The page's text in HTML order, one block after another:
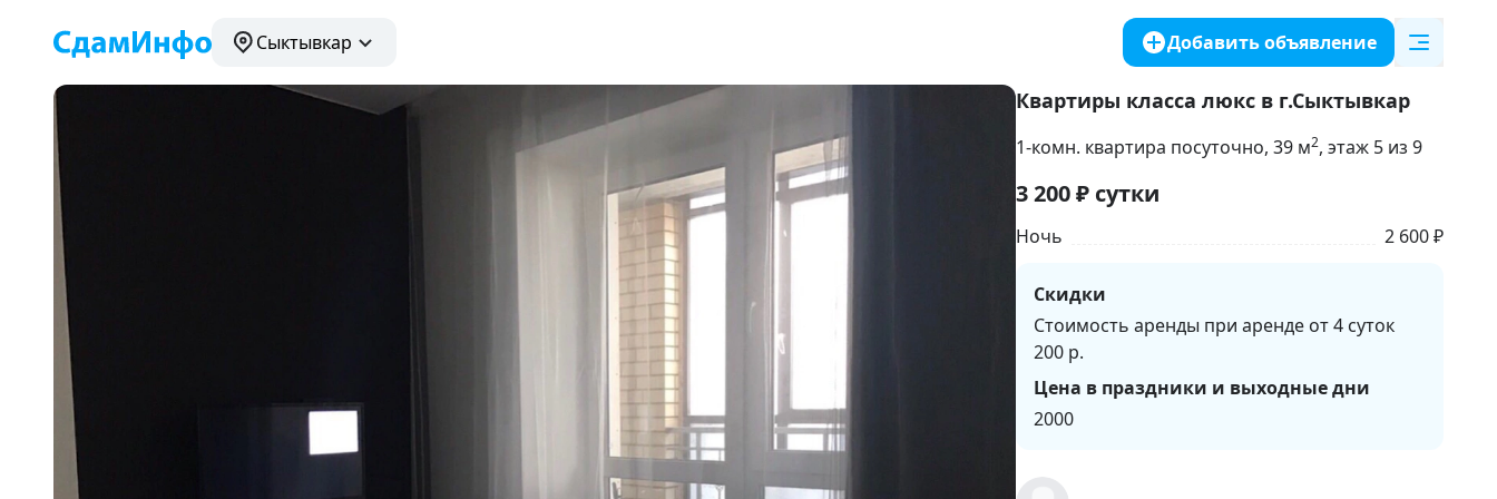
Сыктывкар Добавить объявление
Квартиры класса люкс в г.Сыктывкар
1-комн. квартира посуточно, 39 м2, этаж 5 из 9
3 200₽ сутки
Ночь 2 600 ₽
Скидки
Стоимость аренды при аренде от 4 суток
200 р.
Цена в праздники и выходные дни
2000